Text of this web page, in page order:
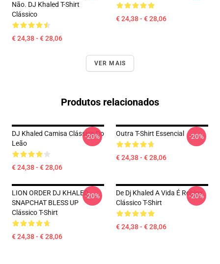
Não. DJ Khaled T-Shirt
Clássico
€ 24,38 - € 28,06
€ 24,38 - € 28,06
VER MAIS
Produtos relacionados
DJ Khaled Camisa Clássica Do
Leão
€ 24,38 - € 28,06
-20% Outra T-Shirt Essencial
€ 24,38 - € 28,06
-20%
LION ORDER DJ KHALED
SNAPCHAT BLESS UP
Clássico T-Shirt
€ 24,38 - € 28,06
-20%
De Dj Khaled A Vida É Roblox
Clássico T-Shirt
€ 24,38 - € 28,06
-20%